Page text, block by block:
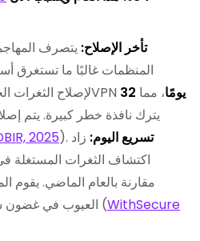
تأخر الإصلاح: يتصرف
المنظمات غالبًا ما تستغرق
لإصلاح الثغرات الحرجة في أجهزة الحافة وVPN
32 يومًا، مما
2025). تسريع اليوم: زاد
اكتشاف الثغرات المستغلة
مقارنة بالعام الماضي. يقوم
العيوب في غضون ساعات من التعرف عليها (WithSecure